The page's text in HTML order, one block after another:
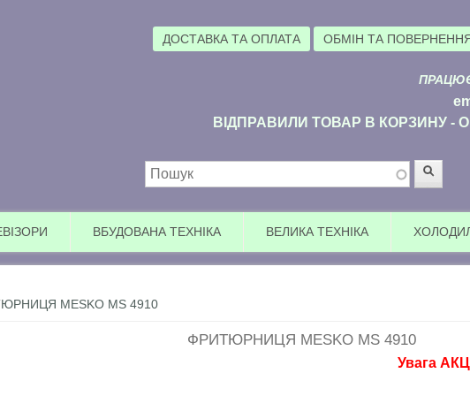
ДОСТАВКА ТА ОПЛАТА ОБМІН ТА
ВІДПРАВИЛИ ТОВАР В КОРЗИНУ -
Пошукова форма
ВБУДОВАНА ТЕХНІКА ВЕЛИКА ТЕХНІКА
MESKO MS 4910
ФРИТЮРНИЦЯ MESKO MS 4910
Увага АКЦІЯ